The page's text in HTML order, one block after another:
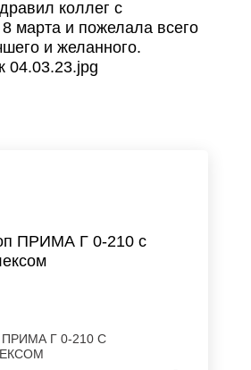
коллег с
марта и пожелала всего
и желанного.
Г 0-210 С